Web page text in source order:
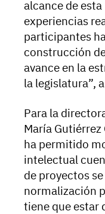
alcance de
experiencias
participantes
construcción
avance en la
la legislatura”,
Para la
María
ha permitido
intelectual
de proyectos
normalización
tiene que estar